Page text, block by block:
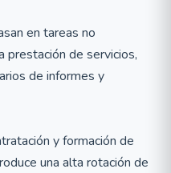
en tareas no
prestación de servicios,
de informes y
y formación de
una alta rotación de